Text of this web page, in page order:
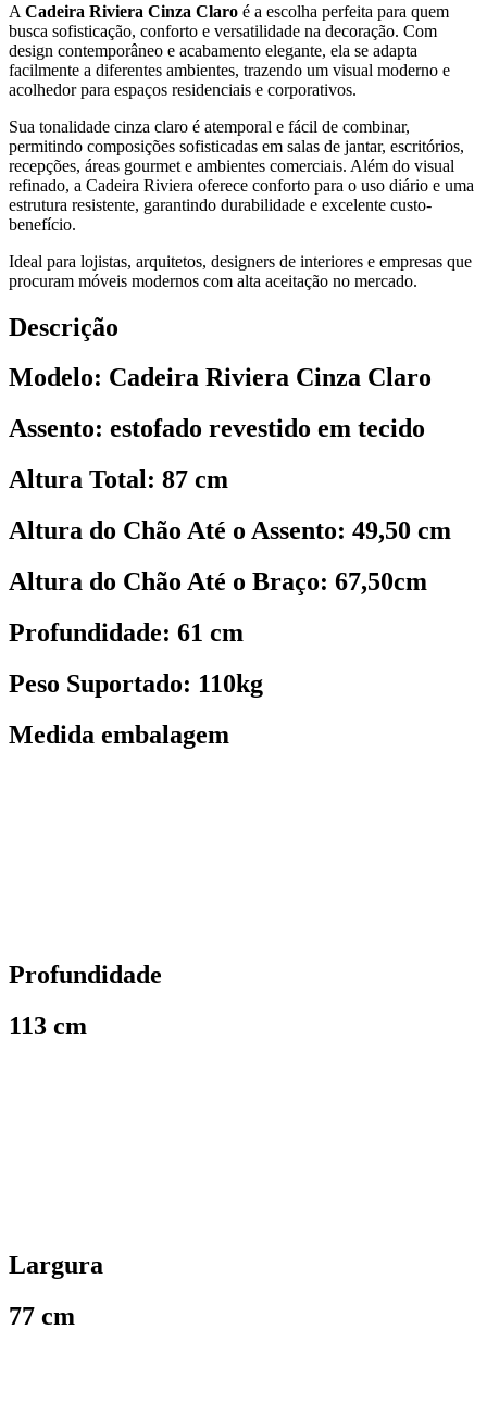
A Cadeira Riviera Cinza Claro é a escolha perfeita para quem
busca sofisticação, conforto e versatilidade na decoração. Com
design contemporâneo e acabamento elegante, ela se adapta
facilmente a diferentes ambientes, trazendo um visual moderno e
acolhedor para espaços residenciais e corporativos.
Sua tonalidade cinza claro é atemporal e fácil de combinar,
permitindo composições sofisticadas em salas de jantar, escritórios,
recepções, áreas gourmet e ambientes comerciais. Além do visual
refinado, a Cadeira Riviera oferece conforto para o uso diário e uma
estrutura resistente, garantindo durabilidade e excelente custo-
benefício.
Ideal para lojistas, arquitetos, designers de interiores e empresas que
procuram móveis modernos com alta aceitação no mercado.
Descrição
Modelo: Cadeira Riviera Cinza Claro
Assento: estofado revestido em tecido
Altura Total: 87 cm
Altura do Chão Até o Assento: 49,50 cm
Altura do Chão Até o Braço: 67,50cm
Profundidade: 61 cm
Peso Suportado: 110kg
Medida embalagem
Profundidade
113 cm
Largura
77 cm